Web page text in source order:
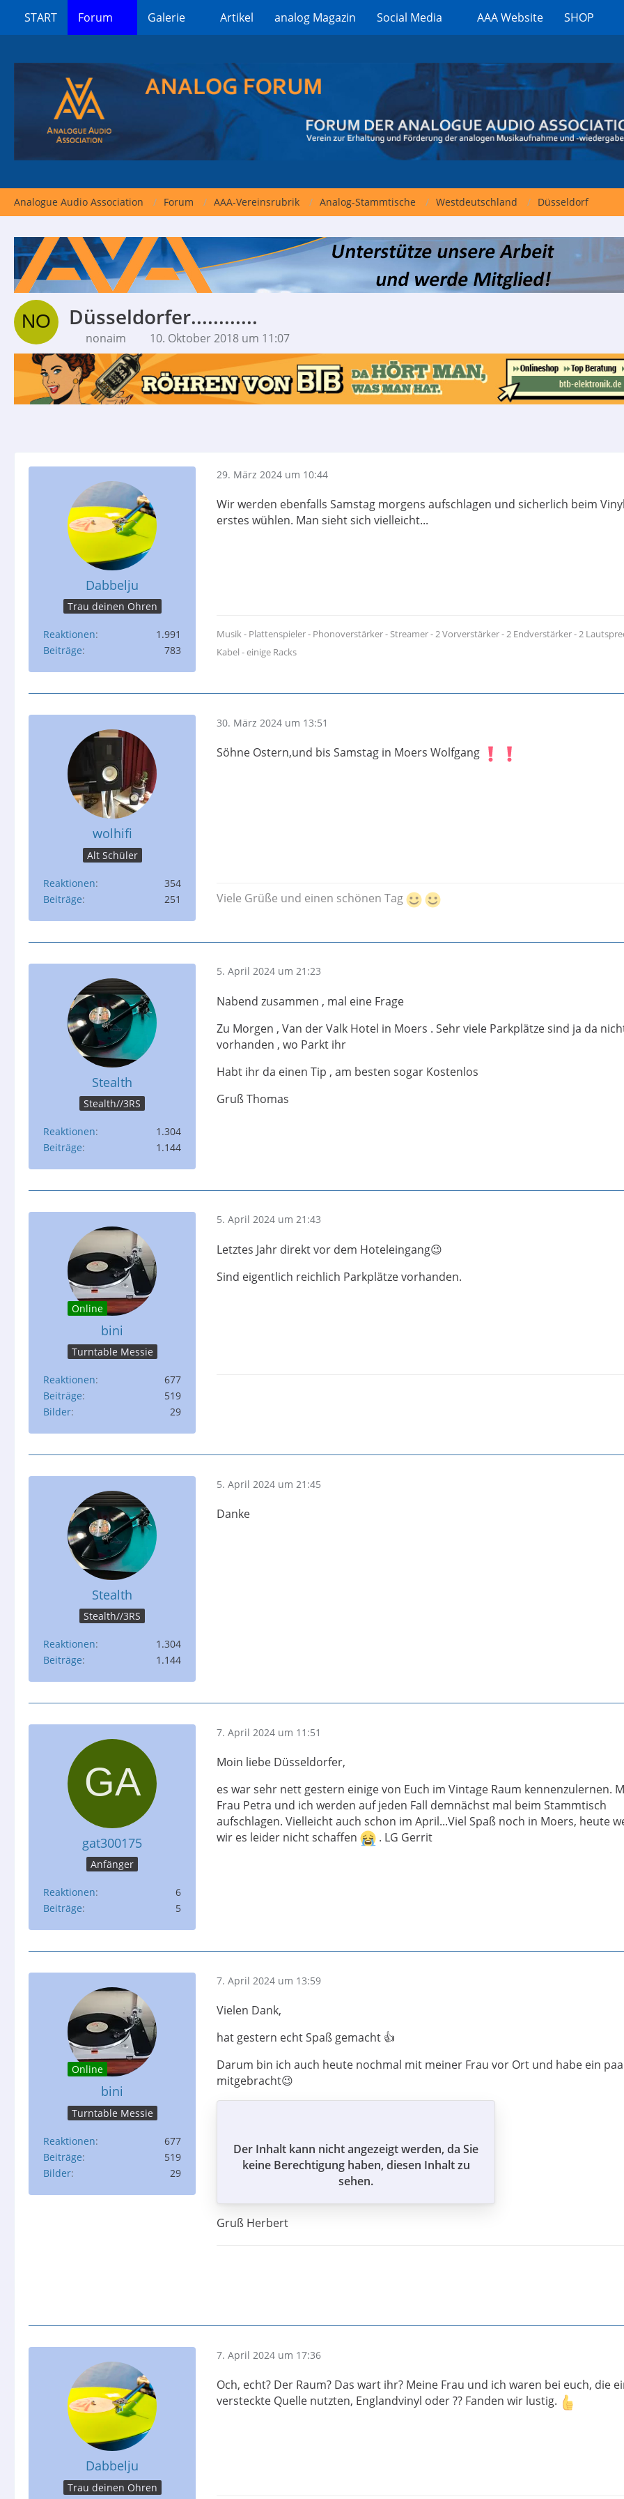
START Forum Galerie Artikel analog Magazin Social Media AAA Website SHOP
Analogue Audio Association Forum AAA-Vereinsrubrik Analog-Stammtische Westdeutschland Düsseldorf
Düsseldorfer............
nonaim 10. Oktober 2018 um 11:07
Dabbelju
Trau deinen Ohren
Reaktionen
1.991
Beiträge
783
29. März 2024 um 10:44
Wir werden ebenfalls Samstag morgens aufschlagen und sicherlich beim
erstes wühlen. Man sieht sich vielleicht...
Musik - Plattenspieler - Phonoverstärker - Streamer - 2 Vorverstärker - 2 Endverstärker - 2
Kabel - einige Racks
wolhifi
Alt Schüler
Reaktionen
354
Beiträge
251
30. März 2024 um 13:51
Söhne Ostern,und bis Samstag in Moers Wolfgang
Viele Grüße und einen schönen Tag
Stealth
Stealth//3RS
Reaktionen
1.304
Beiträge
1.144
5. April 2024 um 21:23
Nabend zusammen , mal eine Frage
Zu Morgen , Van der Valk Hotel in Moers . Sehr viele Parkplätze sind ja da
vorhanden , wo Parkt ihr
Habt ihr da einen Tip , am besten sogar Kostenlos
Gruß Thomas
Online
bini
Turntable Messie
Reaktionen
677
Beiträge
519
Bilder
29
5. April 2024 um 21:43
Letztes Jahr direkt vor dem Hoteleingang😉
Sind eigentlich reichlich Parkplätze vorhanden.
Stealth
Stealth//3RS
Reaktionen
1.304
Beiträge
1.144
5. April 2024 um 21:45
Danke
gat300175
Anfänger
Reaktionen
6
Beiträge
5
7. April 2024 um 11:51
Moin liebe Düsseldorfer,
es war sehr nett gestern einige von Euch im Vintage Raum kennenzulernen.
Frau Petra und ich werden auf jeden Fall demnächst mal beim Stammtisch
aufschlagen. Vielleicht auch schon im April...Viel Spaß noch in Moers, heute
wir es leider nicht schaffen
. LG Gerrit
Online
bini
Turntable Messie
Reaktionen
677
Beiträge
519
Bilder
29
7. April 2024 um 13:59
Vielen Dank,
hat gestern echt Spaß gemacht 👍
Darum bin ich auch heute nochmal mit meiner Frau vor Ort und habe ein
mitgebracht😉
Der Inhalt kann nicht angezeigt werden, da Sie
keine Berechtigung haben, diesen Inhalt zu
sehen.
Gruß Herbert
Dabbelju
Trau deinen Ohren
7. April 2024 um 17:36
Och, echt? Der Raum? Das wart ihr? Meine Frau und ich waren bei euch, die
versteckte Quelle nutzten, Englandvinyl oder ?? Fanden wir lustig.